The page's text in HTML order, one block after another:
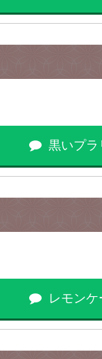
黒いプラ
レモン